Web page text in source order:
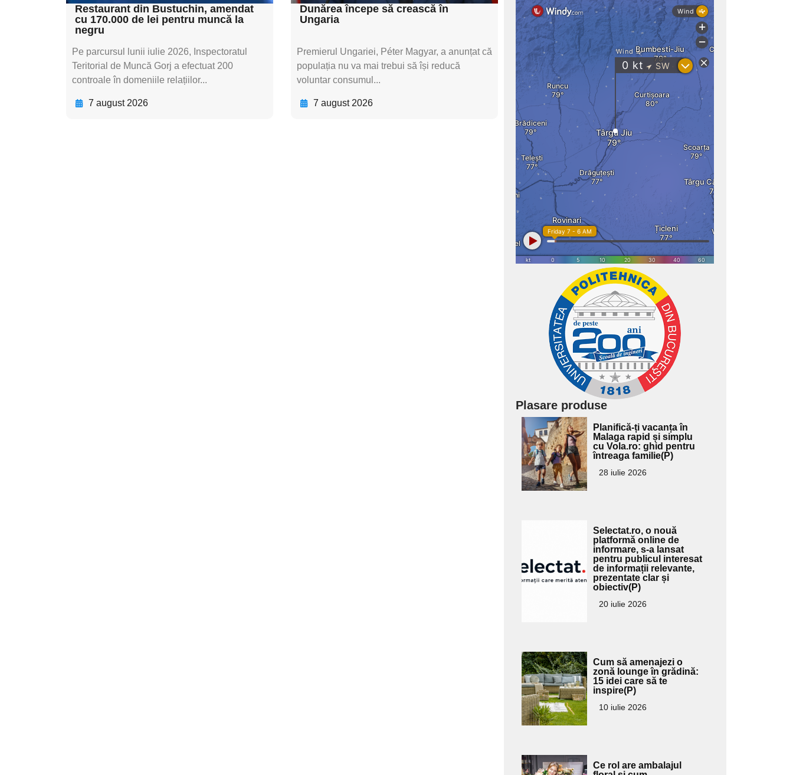
Restaurant din Bustuchin, amendat
cu 170.000 de lei pentru muncă la
negru
Pe parcursul lunii iulie 2026, Inspectoratul
Teritorial de Muncă Gorj a efectuat 200
controale în domeniile relațiilor...
7 august 2026
Dunărea începe să crească în
Ungaria
Premierul Ungariei, Péter Magyar, a anunțat că
populația nu va mai trebui să își reducă
voluntar consumul...
7 august 2026
Plasare produse
Adaugă
aici textul
pentru
subtitlu
Planifică-ți vacanța în
Malaga rapid și simplu
cu Vola.ro: ghid pentru
întreaga familie(P)
28 iulie 2026
subtitlu
Selectat.ro, o nouă
platformă online de
informare, s-a lansat
pentru publicul interesat
de informații relevante,
prezentate clar și
obiectiv(P)
20 iulie 2026
Adaugă
aici textul
pentru
subtitlu
Cum să amenajezi o
zonă lounge în grădină:
15 idei care să te
inspire(P)
10 iulie 2026
Adaugă
Ce rol are ambalajul